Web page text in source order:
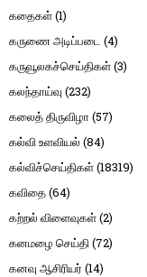
கதைகள்(1)
கருணை அடிப்படை (4)
கருவூலகச்செய்திகள்(3)
கலந்தாய்வு (232)
கலைத் திருவிழா (57)
கல்வி உளவியல் (84)
கல்விச்செய்திகள்(18319)
கவிதை(64)
கற்றல் விளைவுகள்(2)
கனமழை செய்தி(72)
கனவு ஆசிரியர் (14)